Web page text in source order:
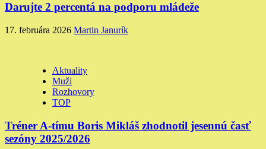
Darujte 2 percentá na podporu mládeže
17. februára 2026 Martin Janurík
Aktuality
Muži
Rozhovory
TOP
Tréner A-tímu Boris Mikláš zhodnotil jesennú časť
sezóny 2025/2026